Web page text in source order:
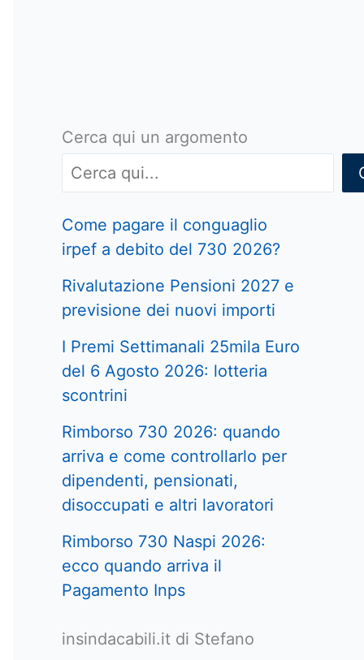
Cerca qui un argomento
Come pagare il conguaglio
irpef a debito del 730 2026?
Rivalutazione Pensioni 2027 e
previsione dei nuovi importi
I Premi Settimanali 25mila Euro
del 6 Agosto 2026: lotteria
scontrini
Rimborso 730 2026: quando
arriva e come controllarlo per
dipendenti, pensionati,
disoccupati e altri lavoratori
Rimborso 730 Naspi 2026:
ecco quando arriva il
Pagamento Inps
insindacabili.it di Stefano